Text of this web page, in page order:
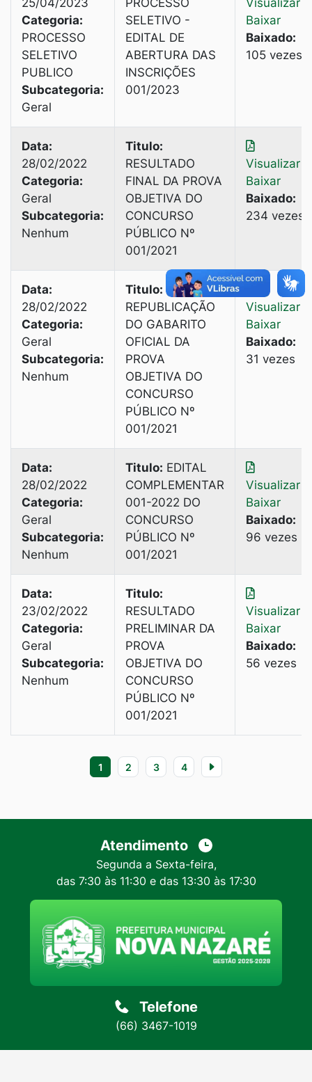
25/04/2023
Categoria:
PROCESSO
SELETIVO
PUBLICO
Subcategoria:
Geral
PROCESSO
SELETIVO -
EDITAL DE
ABERTURA DAS
INSCRIÇÕES
001/2023
Visualizar
Baixar
Baixado:
105 vezes
Data:
28/02/2022
Categoria:
Geral
Subcategoria:
Nenhum
Titulo:
RESULTADO
FINAL DA PROVA
OBJETIVA DO
CONCURSO
PÚBLICO Nº
001/2021
Visualizar
Baixar
Baixado:
234 vezes
Data:
28/02/2022
Categoria:
Geral
Subcategoria:
Nenhum
Titulo:
REPUBLICAÇÃO
DO GABARITO
OFICIAL DA
PROVA
OBJETIVA DO
CONCURSO
PÚBLICO Nº
001/2021
Visualizar
Baixar
Baixado:
31 vezes
Data:
28/02/2022
Categoria:
Geral
Subcategoria:
Nenhum
Titulo: EDITAL
COMPLEMENTAR
001-2022 DO
CONCURSO
PÚBLICO Nº
001/2021
Visualizar
Baixar
Baixado:
96 vezes
Data:
23/02/2022
Categoria:
Geral
Subcategoria:
Nenhum
Titulo:
RESULTADO
PRELIMINAR DA
PROVA
OBJETIVA DO
CONCURSO
PÚBLICO Nº
001/2021
Visualizar
Baixar
Baixado:
56 vezes
1 2 3 4
Atendimento
Segunda a Sexta-feira,
das 7:30 às 11:30 e das 13:30 às 17:30
Telefone
(66) 3467-1019